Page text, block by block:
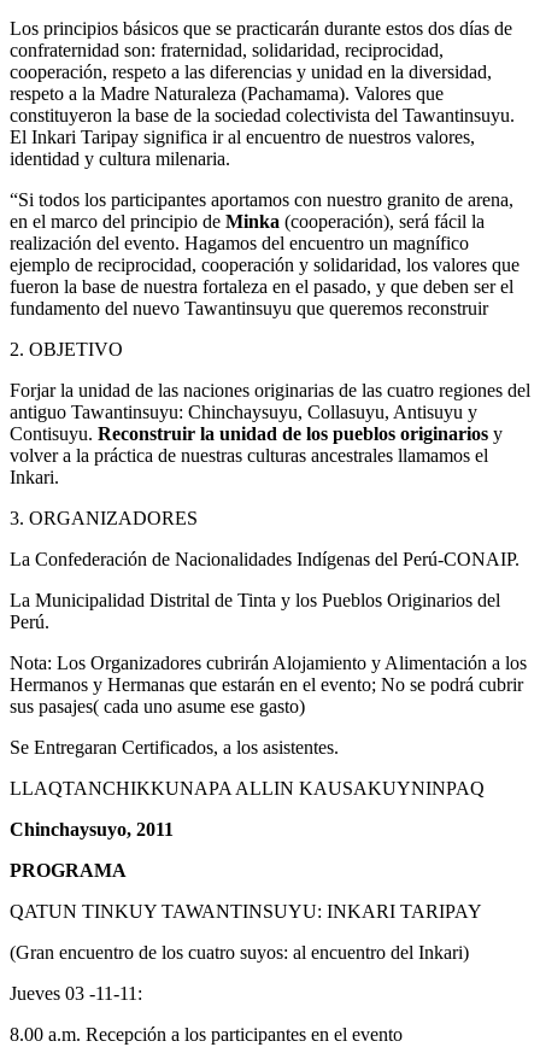
Los principios básicos que se practicarán durante estos dos días de
confraternidad son: fraternidad, solidaridad, reciprocidad,
cooperación, respeto a las diferencias y unidad en la diversidad,
respeto a la Madre Naturaleza (Pachamama). Valores que
constituyeron la base de la sociedad colectivista del Tawantinsuyu.
El Inkari Taripay significa ir al encuentro de nuestros valores,
identidad y cultura milenaria.
“Si todos los participantes aportamos con nuestro granito de arena,
en el marco del principio de Minka (cooperación), será fácil la
realización del evento. Hagamos del encuentro un magnífico
ejemplo de reciprocidad, cooperación y solidaridad, los valores que
fueron la base de nuestra fortaleza en el pasado, y que deben ser el
fundamento del nuevo Tawantinsuyu que queremos reconstruir
2. OBJETIVO
Forjar la unidad de las naciones originarias de las cuatro regiones del
antiguo Tawantinsuyu: Chinchaysuyu, Collasuyu, Antisuyu y
Contisuyu. Reconstruir la unidad de los pueblos originarios y
volver a la práctica de nuestras culturas ancestrales llamamos el
Inkari.
3. ORGANIZADORES
La Confederación de Nacionalidades Indígenas del Perú-CONAIP.
La Municipalidad Distrital de Tinta y los Pueblos Originarios del
Perú.
Nota: Los Organizadores cubrirán Alojamiento y Alimentación a los
Hermanos y Hermanas que estarán en el evento; No se podrá cubrir
sus pasajes( cada uno asume ese gasto)
Se Entregaran Certificados, a los asistentes.
LLAQTANCHIKKUNAPA ALLIN KAUSAKUYNINPAQ
Chinchaysuyo, 2011
PROGRAMA
QATUN TINKUY TAWANTINSUYU: INKARI TARIPAY
(Gran encuentro de los cuatro suyos: al encuentro del Inkari)
Jueves 03 -11-11:
8.00 a.m. Recepción a los participantes en el evento